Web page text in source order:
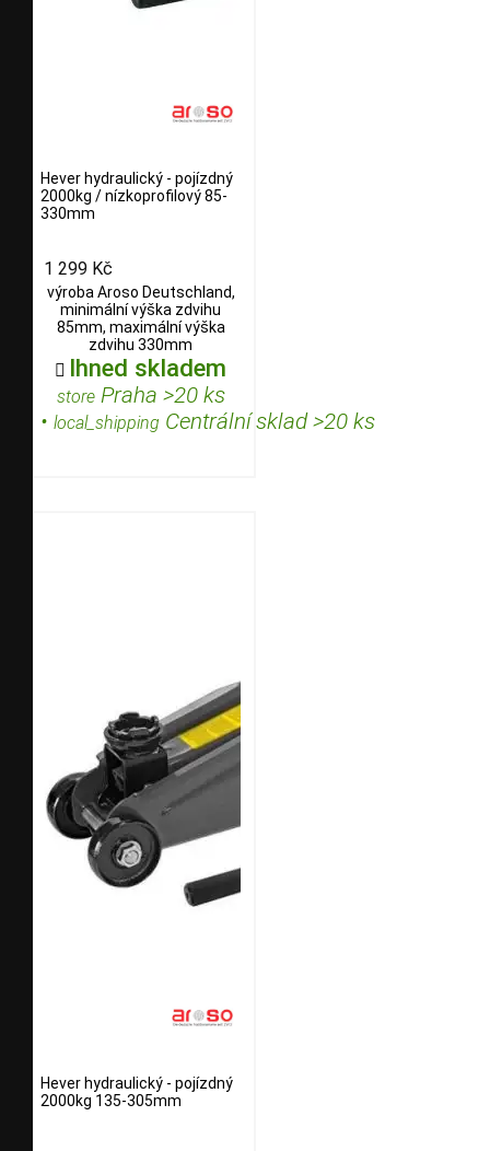
Hever hydraulický - pojízdný
2000kg / nízkoprofilový 85-
330mm
1 299 Kč
výroba Aroso Deutschland,
minimální výška zdvihu
85mm, maximální výška
zdvihu 330mm
 Ihned skladem
storePraha >20 ks
• local_shipping Centrální sklad >20 ks
Hever hydraulický - pojízdný
2000kg 135-305mm